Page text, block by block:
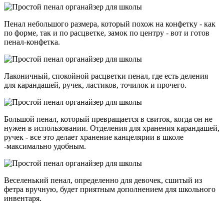
Пенал небольшого размера, который похож на конфетку - как
по форме, так и по расцветке, замок по центру - вот и готов
пенал-конфетка.
Лаконичный, спокойной расцветки пенал, где есть деления
для карандашей, ручек, ластиков, точилок и прочего.
Большой пенал, который превращается в свиток, когда он не
нужен в использовании. Отделения для хранения карандашей,
ручек - все это делает хранение канцелярии в школе
-максимально удобным.
Веселенький пенал, определенно для девочек, сшитый из
фетра вручную, будет приятным дополнением для школьного
инвентаря.